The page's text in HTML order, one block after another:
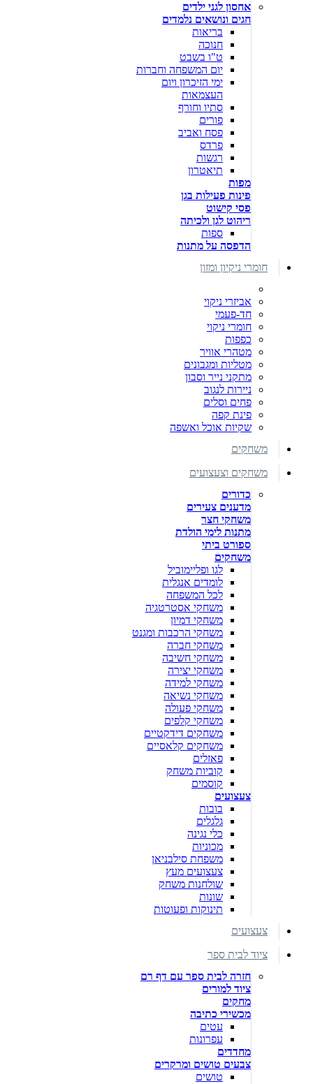
אחסון לגני ילדים
חגים ונושאים נלמדים
בריאות
חנוכה
ט"ו בשבט
יום המשפחה וחברות
ימי הזיכרון ויום
העצמאות
סתיו וחורף
פורים
פסח ואביב
פרדס
רגשות
תיאטרון
מפות
פינות פעילות בגן
פסי קישוט
ריהוט לגן ולכיתה
ספות
הדפסה על מתנות
חומרי ניקיון ומזון
אביזרי ניקוי
חד-פעמי
חומרי ניקוי
כפפות
מטהרי אוויר
מטליות ומגבונים
מתקני נייר וסבון
ניירות לנגוב
פחים וסלים
פינת קפה
שקיות אוכל ואשפה
משחקים
משחקים וצעצועים
כדורים
מדענים צעירים
משחקי חצר
מתנות לימי הולדת
ספורט ביתי
משחקים
לגו ופליימוביל
לומדים אנגלית
לכל המשפחה
משחקי אסטרטגיה
משחקי דמיון
משחקי הרכבות ומגנט
משחקי חברה
משחקי חשיבה
משחקי יצירה
משחקי למידה
משחקי נשיאה
משחקי פעולה
משחקי קלפים
משחקים דידקטיים
משחקים קלאסיים
פאזלים
קוביות משחק
קוסמים
צעצועים
בובות
גלגלים
כלי נגינה
מכוניות
משפחת סילבניאן
צעצועים מעץ
שולחנות משחק
שונות
תינוקות ופעוטות
צעצועים
ציוד לבית ספר
חזרה לבית ספר עם דף רם
ציוד למורים
מחקים
מכשירי כתיבה
עטים
עפרונות
מחדדים
צבעים טושים ומרקרים
טושים